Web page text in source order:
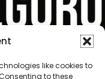
like cookies to
to these